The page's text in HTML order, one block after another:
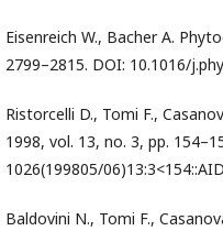
Eisenreich W., Bacher A.
2799–2815. DOI: 10.1016/
Ristorcelli D., Tomi F.,
1998, vol. 13, no. 3, pp.
1026(199805/
Baldovini N., Tomi F.,